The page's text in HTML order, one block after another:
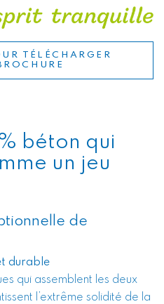
TÉLÉCHARGER
béton qui
un jeu
de
durable
qui assemblent les deux
l’extrême solidité de la